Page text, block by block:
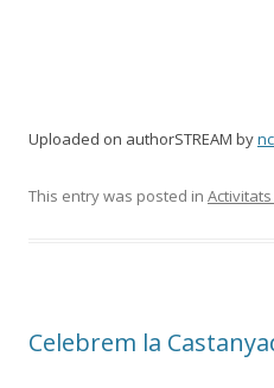
Uploaded on authorSTREAM by
This entry was posted in
Celebrem la